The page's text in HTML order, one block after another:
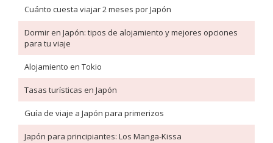
Cuánto cuesta viajar 2 meses por Japón
Dormir en Japón: tipos de alojamiento y mejores opciones
para tu viaje
Alojamiento en Tokio
Tasas turísticas en Japón
Guía de viaje a Japón para primerizos
Japón para principiantes: Los Manga-Kissa